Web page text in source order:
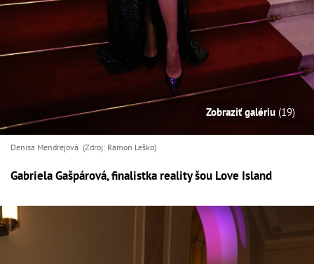
Zobraziť galériu (19)
Denisa Mendrejová (Zdroj: Ramon Leško)
Gabriela Gašpárová, finalistka reality šou Love Island